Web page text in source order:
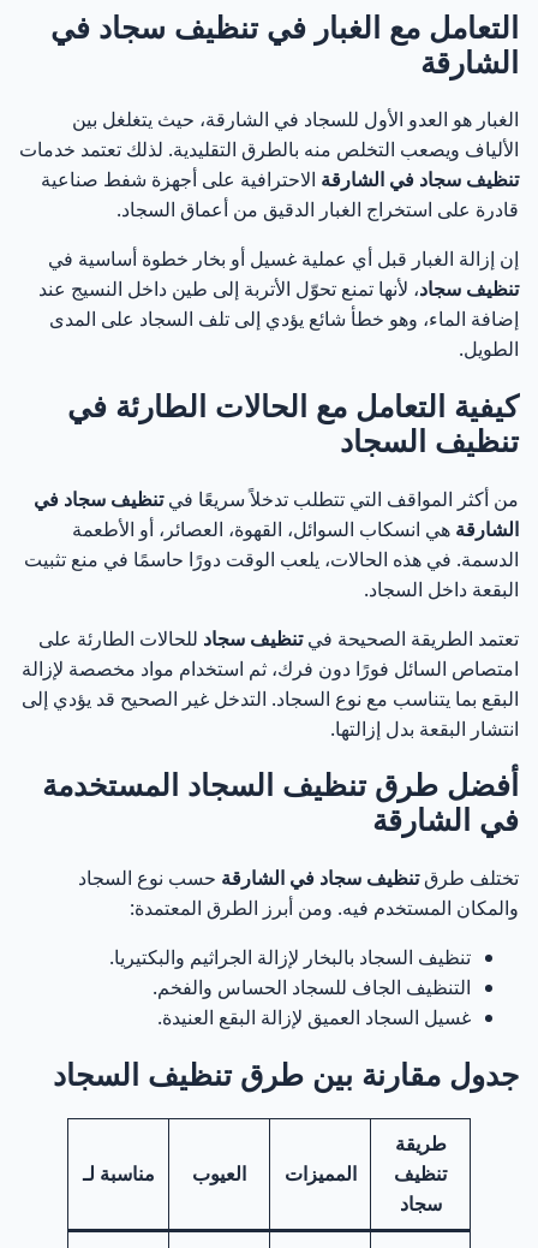
42
43 أهمية التنظيف الدوري للسجاد في الشارقة
متى تحتاج إلى إعادة تنظيف السجاد في الشارقة؟
45 الفرق بين التنظيف الدوري والتنظيف العميق للسجاد
46 شركة تنظيف سجاد في الشارقة ودورها في الحفاظ على
جودة السجاد
48 معايير اختيار شركة تنظيف سجاد موثوقة في الشارقة
49 الفرق بين شركة محترفة وعمالة غير متخصصة في تنظيف
السجاد
50 أهمية الخبرة في تنظيف سجاد المنازل والفلل
51 كيف تضمن الحصول على أفضل نتيجة تنظيف سجاد؟
52 تنظيف سجاد في الشارقة للحالات الخاصة التي تتطلب
عناية إضافية
53 تنظيف السجاد بعد التشطيب في الشارقة
تنظيف سجاد في الشارقة للحالات المتضررة من الرطوبة
56 تنظيف سجاد الأماكن كثيرة الاستخدام
58 شركة تنظيف سجاد في الشارقة بخبرة طويلة ونتائج
واضحة
تنظيف سجاد الشارقة باستخدام أحدث الأجهزة مع الحفاظ
على الألياف
التعامل مع الغبار في تنظيف سجاد في
الشارقة
الغبار هو العدو الأول للسجاد في الشارقة، حيث يتغلغل بين
الألياف ويصعب التخلص منه بالطرق التقليدية. لذلك تعتمد خدمات
تنظيف سجاد في الشارقة الاحترافية على أجهزة شفط صناعية
قادرة على استخراج الغبار الدقيق من أعماق السجاد.
إن إزالة الغبار قبل أي عملية غسيل أو بخار خطوة أساسية في
تنظيف سجاد، لأنها تمنع تحوّل الأتربة إلى طين داخل النسيج عند
إضافة الماء، وهو خطأ شائع يؤدي إلى تلف السجاد على المدى
الطويل.
كيفية التعامل مع الحالات الطارئة في
تنظيف السجاد
من أكثر المواقف التي تتطلب تدخلاً سريعًا فيتنظيف سجاد في
الشارقة هي انسكاب السوائل، القهوة، العصائر، أو الأطعمة
الدسمة. في هذه الحالات، يلعب الوقت دورًا حاسمًا في منع تثبيت
البقعة داخل السجاد.
تعتمد الطريقة الصحيحة فيتنظيف سجاد للحالات الطارئة على
امتصاص السائل فورًا دون فرك، ثم استخدام مواد مخصصة لإزالة
البقع بما يتناسب مع نوع السجاد. التدخل غير الصحيح قد يؤدي إلى
انتشار البقعة بدل إزالتها.
أفضل طرق تنظيف السجاد المستخدمة
في الشارقة
تختلف طرقتنظيف سجاد في الشارقة حسب نوع السجاد
والمكان المستخدم فيه. ومن أبرز الطرق المعتمدة:
تنظيف السجاد بالبخار لإزالة الجراثيم والبكتيريا.
التنظيف الجاف للسجاد الحساس والفخم.
غسيل السجاد العميق لإزالة البقع العنيدة.
جدول مقارنة بين طرق تنظيف السجاد
طريقة
تنظيف
سجاد
المميزات العيوب مناسبة لـ